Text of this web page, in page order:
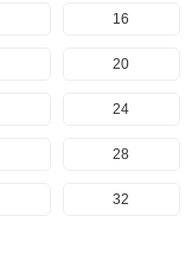
56
60
64
68
72
16
20
24
28
32